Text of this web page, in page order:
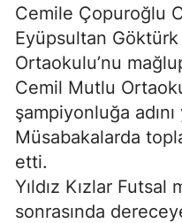
Cemile Çopuroğlu
Eyüpsultan
Ortaokulu’nu
Cemil Mutlu
şampiyonluğa adını
Müsabakalarda
etti.
Yıldız Kızlar Futsal
sonrasında